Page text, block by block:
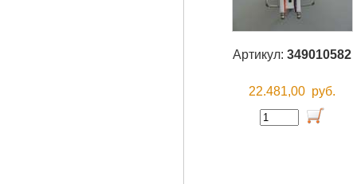
Артикул: 349010582
22.481,00 руб.